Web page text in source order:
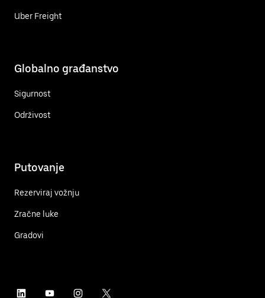
Uber Freight
Globalno građanstvo
Sigurnost
Održivost
Putovanje
Rezerviraj vožnju
Zračne luke
Gradovi